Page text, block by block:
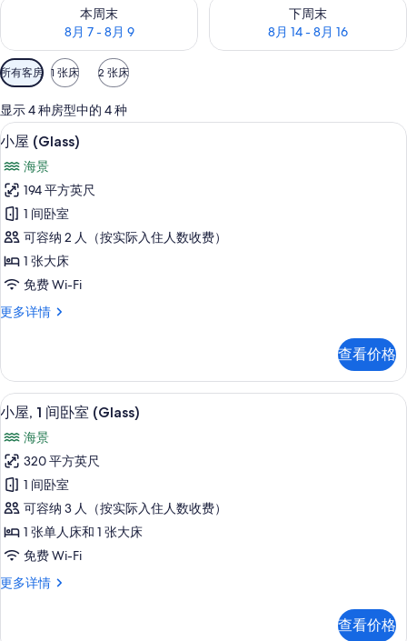
本周末
8月 7 - 8月 9
下周末
8月 14 - 8月 16
可
用
的
客
房
筛
选
条
件
所有客房 1 张床 2 张床
显示 4 种房型中的 4 种
显
小
屋
(Glass)
的
所
有
照
9
小屋 (Glass)
海景
194 平方英尺
1 间卧室
可容纳 2 人（按实际入住人数收费）
1 张大床
免费 Wi-Fi
更多详情
小
多
信
息
查看价格
显
小
屋,
间
卧
室
(Glass)
小屋, 1 间卧室 (Glass) | 隔音、免费
10
小屋, 1 间卧室 (Glass)
海景
320 平方英尺
1 间卧室
可容纳 3 人（按实际入住人数收费）
1 张单人床和 1 张大床
免费 Wi-Fi
更多详情
小
查看价格